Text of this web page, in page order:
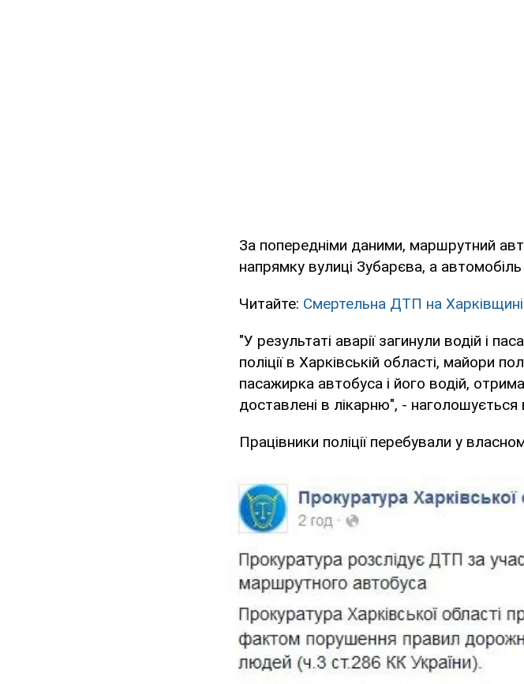
За попередніми даними, маршрутний
напрямку вулиці Зубарєва, а
Читайте: Смертельна ДТП на
"У результаті аварії загинули водій і
поліції в Харківській області, майори
пасажирка автобуса і його водій,
доставлені в лікарню", - наголошується
Працівники поліції перебували у